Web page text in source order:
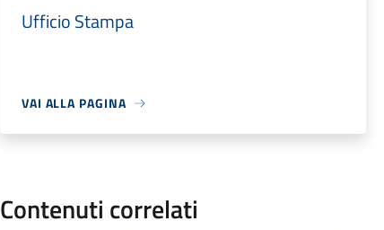
Ufficio Stampa
VAI ALLA PAGINA
Contenuti correlati